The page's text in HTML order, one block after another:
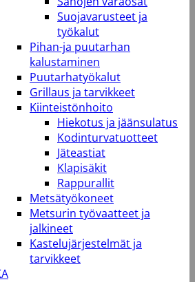
Suojavarusteet ja
työkalut
Pihan-ja puutarhan
kalustaminen
Puutarhatyökalut
Grillaus ja tarvikkeet
Kiinteistönhoito
Hiekotus ja jäänsulatus
Kodinturvatuotteet
Jäteastiat
Klapisäkit
Rappurallit
Metsätyökoneet
Metsurin työvaatteet ja
jalkineet
Kastelujärjestelmät ja
tarvikkeet